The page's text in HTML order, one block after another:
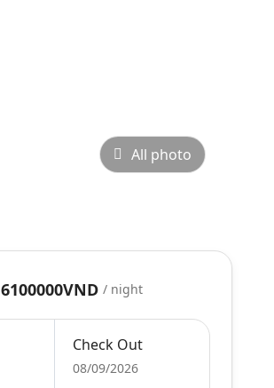
All photo
6100000VND / night
Check Out
08/09/2026